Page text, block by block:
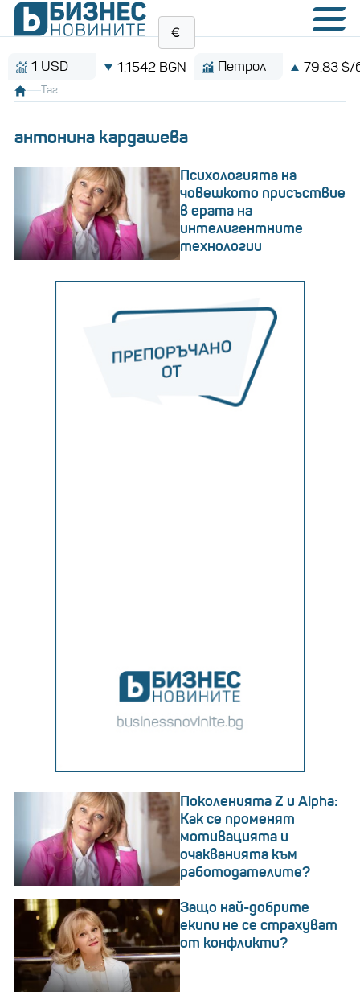
1.1542 BGN Петрол 79.83 $/барел
Таг
антонина кардашева
Психологията на
човешкото присъствие
в ерата на
интелигентните
технологии
Поколенията Z и Alpha:
Как се променят
мотивацията и
очакванията към
работодателите?
Защо най-добрите
екипи не се страхуват
от конфликти?